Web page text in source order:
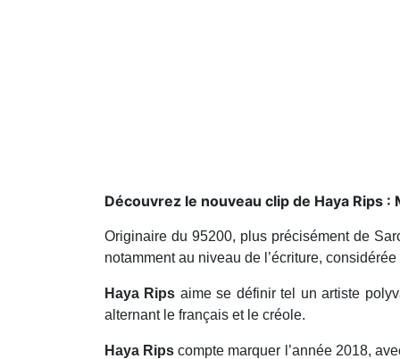
Découvrez le nouveau clip de Haya Rips :
Originaire du 95200, plus précisément de
notamment au niveau de l’écriture,
Haya Rips aime se définir tel un artiste
alternant le français et le créole.
Haya Rips compte marquer l’année 2018,